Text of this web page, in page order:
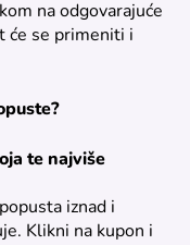
na odgovarajuće
će se primeniti i
te najviše
iznad i
Klikni na kupon i